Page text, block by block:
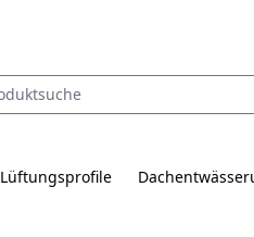
Lüftungsprofile